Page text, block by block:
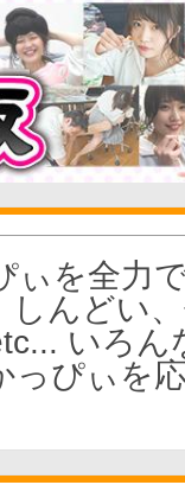
ぃを全力
しんどい
いろん
っぴぃを